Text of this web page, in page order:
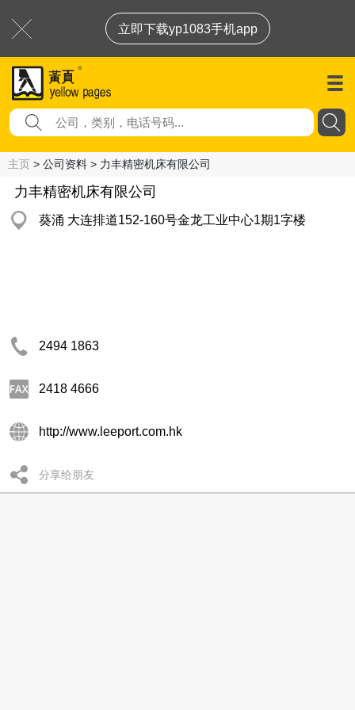
立即下载yp1083手机app
主页 > 公司资料 > 力丰精密机床有限公司
力丰精密机床有限公司
葵涌 大连排道152-160号金龙工业中心1期1字楼
2494 1863
2418 4666
http://www.leeport.com.hk
分享给朋友